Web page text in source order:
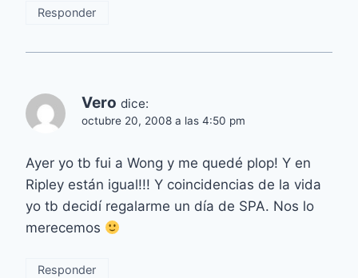
Responder
Vero dice:
octubre 20, 2008 a las 4:50 pm
Ayer yo tb fui a Wong y me quedé plop! Y en
Ripley están igual!!! Y coincidencias de la vida
yo tb decidí regalarme un día de SPA. Nos lo
merecemos
Responder